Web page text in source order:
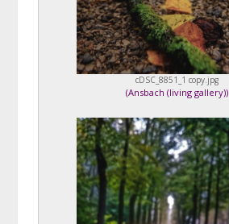
cDSC_8851_1 copy.jpg
(Ansbach (living gallery))